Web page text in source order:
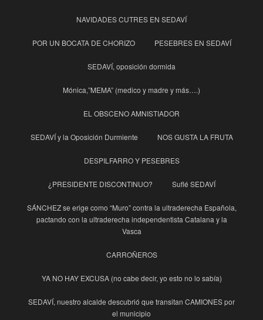
NAVIDADES CUTRES EN SEDAVÍ
POR UN BOCATA DE CHORIZO PESEBRES EN SEDAVÍ
SEDAVÍ, oposición dormida
Mónica,”MEMA” (medico y madre y más….)
EL OBSCENO AMNISTIADOR
SEDAVÍ y la Oposición Durmiente NOS GUSTA LA FRUTA
DESPILFARRO Y PESEBRES
¿PRESIDENTE DISCONTINUO? Suflé SEDAVÍ
SÁNCHEZ se erige como “Muro” contra la ultraderecha Española,
pactando con la ultraderecha independentista Catalana y la
Vasca
CARROÑEROS
YA NO HAY EXCUSA (no cabe decir, yo esto no lo sabía)
SEDAVÍ, nuestro alcalde descubrió que transitan CAMIONES por
el municipio